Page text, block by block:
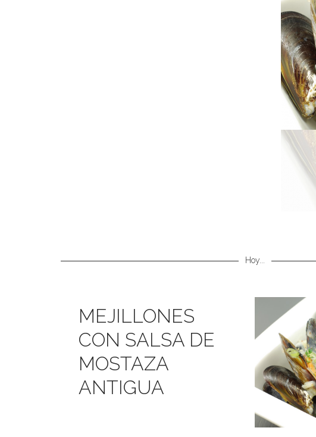
Hoy...
MEJILLONES
CON SALSA DE
MOSTAZA
ANTIGUA